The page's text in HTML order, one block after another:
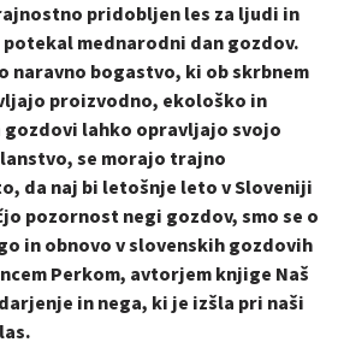
pridobljen les za ljudi in
mednarodni dan gozdov.
naravno bogastvo, ki ob skrbnem
proizvodno, ekološko in
gozdovi lahko opravljajo svojo
se morajo trajno
da naj bi letošnje leto v Sloveniji
pozornost negi gozdov, smo se o
in obnovo v slovenskih gozdovih
Perkom, avtorjem knjige Naš
in nega, ki je izšla pri naši